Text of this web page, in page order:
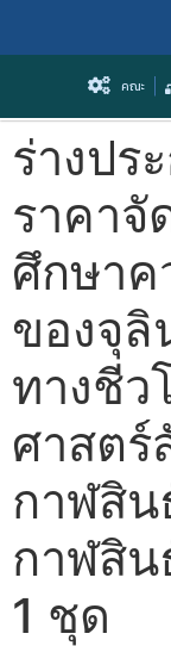
คณะ
ร่างปร
ราคา
ศึกษาค
ของจุลิ
ทางชีว
ศาสตร์
กาฬสิน
กาฬสิน
1 ชุด